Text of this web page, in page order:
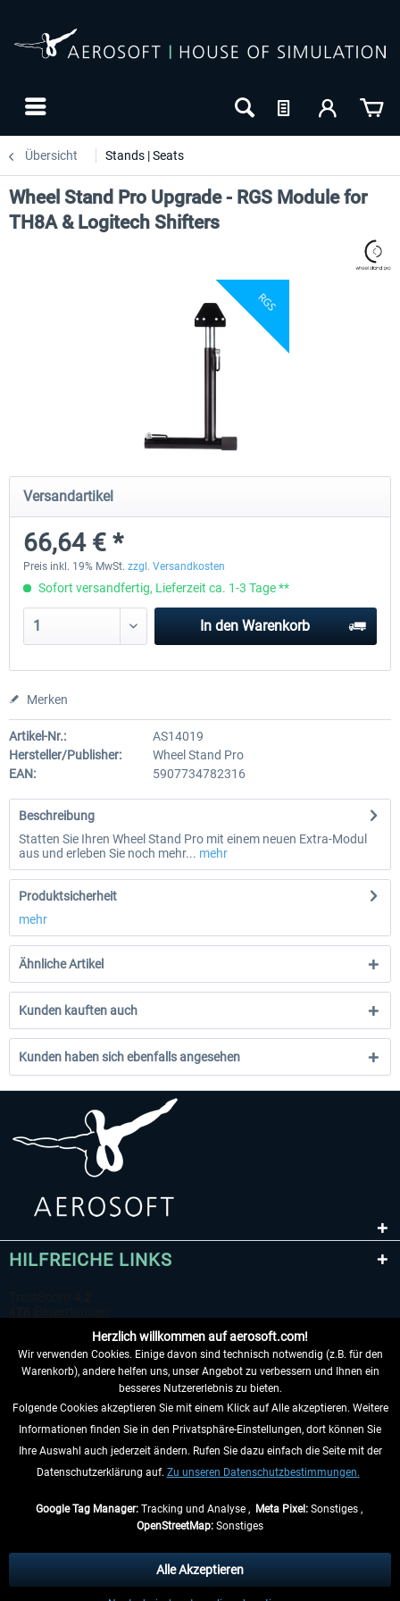
Übersicht Stands | Seats
Hotas Warthog,...
224,99 € *
Wheel Stand Pro Upgrade - RGS Module for
TH8A & Logitech Shifters
Versandartikel
66,64 € *
Preis inkl. 19% MwSt. zzgl. Versandkosten
Sofort versandfertig, Lieferzeit ca. 1-3 Tage **
In den Warenkorb
Merken
Artikel-Nr.:
AS14019
Hersteller/Publisher:
Wheel Stand Pro
EAN:
5907734782316
Beschreibung
Statten Sie Ihren Wheel Stand Pro mit einem neuen Extra-Modul
aus und erleben Sie noch mehr... mehr
Produktsicherheit
mehr
Ähnliche Artikel
Kunden kauften auch
Kunden haben sich ebenfalls angesehen
HILFREICHE LINKS
VERTRAG WIDERRUFEN
INFORMATIONEN
anders beschrieben.
** Gilt für Lieferungen innerhalb Deutschlands, Lieferzeiten für andere Länder
Herzlich willkommen auf aerosoft.com!
Wir verwenden Cookies. Einige davon sind technisch notwendig (z.B. für den
Warenkorb), andere helfen uns, unser Angebot zu verbessern und Ihnen ein
besseres Nutzererlebnis zu bieten.
Folgende Cookies akzeptieren Sie mit einem Klick auf Alle akzeptieren. Weitere
Informationen finden Sie in den Privatsphäre-Einstellungen, dort können Sie
Ihre Auswahl auch jederzeit ändern. Rufen Sie dazu einfach die Seite mit der
Datenschutzerklärung auf. Zu unseren Datenschutzbestimmungen.
Google Tag Manager:Tracking und Analyse , Meta Pixel:Sonstiges ,
OpenStreetMap: Sonstiges
Alle Akzeptieren